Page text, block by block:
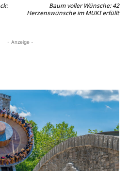
Baum voller Wünsche: 42
Herzenswünsche im MUKI erfüllt
- Anzeige -